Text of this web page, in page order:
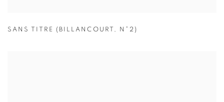
SANS TITRE (BILLANCOURT , N°2)